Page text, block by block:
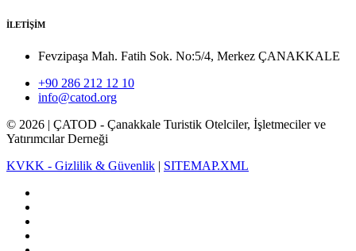
İLETİŞİM
Fevzipaşa Mah. Fatih Sok. No:5/4, Merkez ÇANAKKALE
+90 286 212 12 10
info@catod.org
© 2026 | ÇATOD - Çanakkale Turistik Otelciler, İşletmeciler ve
Yatırımcılar Derneği
KVKK - Gizlilik & Güvenlik | SITEMAP.XML